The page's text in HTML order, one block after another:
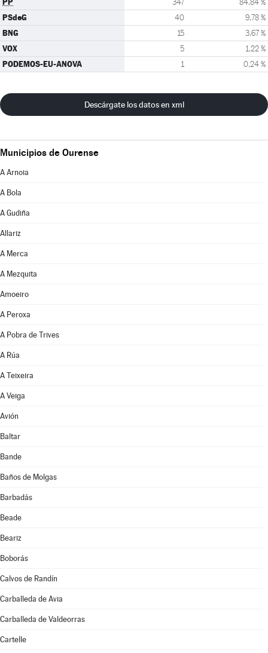
347 84,84 %
PSdeG 40 9,78 %
BNG 15 3,67 %
VOX 5 1,22 %
PODEMOS-EU-ANOVA 1 0,24 %
Descárgate los datos en xml
Municipios de Ourense
A Arnoia
A Bola
A Gudiña
Allariz
A Merca
A Mezquita
Amoeiro
A Peroxa
A Pobra de Trives
A Rúa
A Teixeira
A Veiga
Avión
Baltar
Bande
Baños de Molgas
Barbadás
Beade
Beariz
Boborás
Calvos de Randín
Carballeda de Avia
Carballeda de Valdeorras
Cartelle